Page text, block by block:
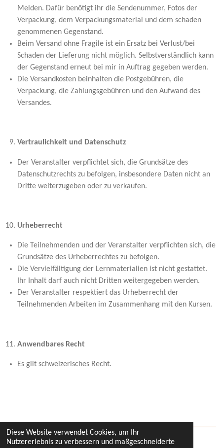
Diese Website verwendet Cookies, um Ihr
Nutzererlebnis zu verbessern und maßgeschneiderte
Melden. Dafür benötigt ihr die Sendenummer, Fotos der
Verpackung, dem Verpackungsmaterial und dem schaden
genommenen Gegenstand.
Beim Versand ohne Fragile ist ein Ersatz bei Verlust/bei
Schaden der Lieferung nicht möglich. Selbstverständlich kann
der Gegenstand erneut bei mir in Auftrag gegeben werden.
Die Versandkosten beinhalten die Postgebühren, die
Verpackung, die Zahlungsgebühren und den Aufwand des
Versandes.
Vertraulichkeit und Datenschutz
Der Veranstalter verpflichtet sich, die Grundsätze des
Datenschutzrechts zu befolgen, insbesondere Daten nicht an
Dritte weiterzugeben oder zu verkaufen.
Urheberrecht
Die Teilnehmenden und der Veranstalter verpflichten sich, die
Grundsätze des Urheberrechtes zu befolgen.
Die Vervielfältigung der Lernmaterialien ist nicht gestattet.
Ihr Inhalt darf auch nicht Dritten weitergegeben werden.
Der Veranstalter respektiert das Urheberrecht der
Teilnehmenden Arbeiten im Zusammenhang mit den Kursen.
Anwendbares Recht
Es gilt schweizerisches Recht.
© 2023 - 2026 ompottery